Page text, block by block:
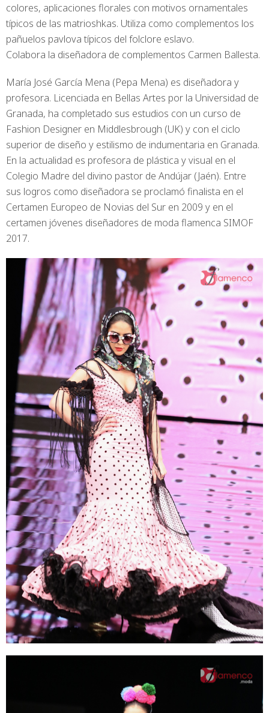
colores, aplicaciones florales con motivos ornamentales
típicos de las matrioshkas. Utiliza como complementos los
pañuelos pavlova típicos del folclore eslavo.
Colabora la diseñadora de complementos Carmen Ballesta.
María José García Mena (Pepa Mena) es diseñadora y
profesora. Licenciada en Bellas Artes por la Universidad de
Granada, ha completado sus estudios con un curso de
Fashion Designer en Middlesbrough (UK) y con el ciclo
superior de diseño y estilismo de indumentaria en Granada.
En la actualidad es profesora de plástica y visual en el
Colegio Madre del divino pastor de Andújar (Jaén). Entre
sus logros como diseñadora se proclamó finalista en el
Certamen Europeo de Novias del Sur en 2009 y en el
certamen jóvenes diseñadores de moda flamenca SIMOF
2017.